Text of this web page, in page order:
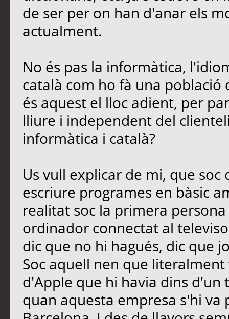
de ser per on han d'anar els
actualment.
No és pas la informàtica,
català com ho fà una població
és aquest el lloc adient, per
lliure i independent del
informàtica i català?
Us vull explicar de mi, que
escriure programes en bàsic
realitat soc la primera
ordinador connectat al
dic que no hi hagués, dic que
Soc aquell nen que
d'Apple que hi havia dins
quan aquesta empresa s'hi